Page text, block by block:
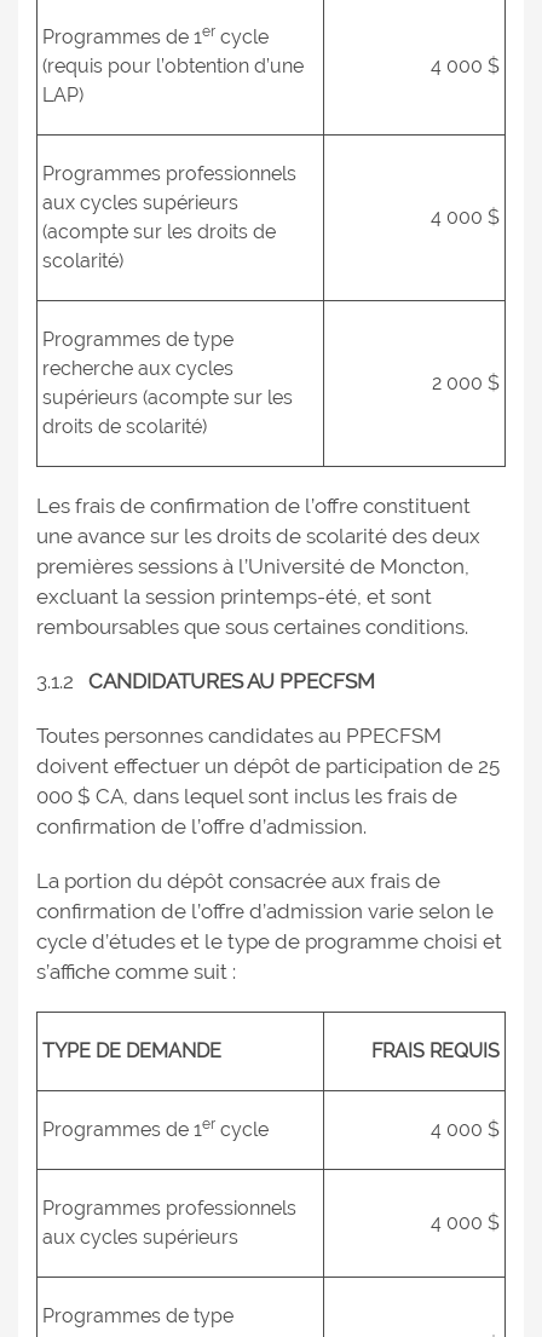
Programmes de 1er cycle
(requis pour l’obtention d’une
LAP)
4 000 $
Programmes professionnels
aux cycles supérieurs
(acompte sur les droits de
scolarité)
4 000 $
Programmes de type
recherche aux cycles
supérieurs (acompte sur les
droits de scolarité)
2 000 $
Les frais de confirmation de l’offre constituent
une avance sur les droits de scolarité des deux
premières sessions à l’Université de Moncton,
excluant la session printemps-été, et sont
remboursables que sous certaines conditions.
3.1.2 CANDIDATURES AU PPECFSM
Toutes personnes candidates au PPECFSM
doivent effectuer un dépôt de participation de 25
000 $ CA, dans lequel sont inclus les frais de
confirmation de l’offre d’admission.
La portion du dépôt consacrée aux frais de
confirmation de l’offre d’admission varie selon le
cycle d’études et le type de programme choisi et
s’affiche comme suit :
TYPE DE DEMANDE FRAIS REQUIS
Programmes de 1er cycle 4 000 $
Programmes professionnels
aux cycles supérieurs
4 000 $
Programmes de type